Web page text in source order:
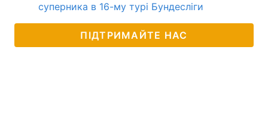
суперника в 16-му турі Бундесліги
ПІДТРИМАЙТЕ НАС